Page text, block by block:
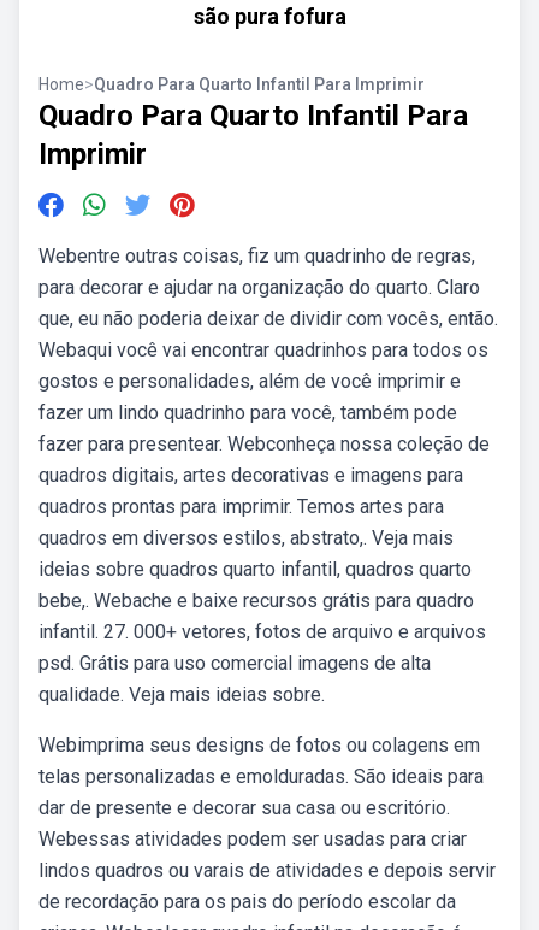
são pura fofura
Home>Quadro Para Quarto Infantil Para Imprimir
Quadro Para Quarto Infantil Para
Imprimir
Webentre outras coisas, fiz um quadrinho de regras,
para decorar e ajudar na organização do quarto. Claro
que, eu não poderia deixar de dividir com vocês, então.
Webaqui você vai encontrar quadrinhos para todos os
gostos e personalidades, além de você imprimir e
fazer um lindo quadrinho para você, também pode
fazer para presentear. Webconheça nossa coleção de
quadros digitais, artes decorativas e imagens para
quadros prontas para imprimir. Temos artes para
quadros em diversos estilos, abstrato,. Veja mais
ideias sobre quadros quarto infantil, quadros quarto
bebe,. Webache e baixe recursos grátis para quadro
infantil. 27. 000+ vetores, fotos de arquivo e arquivos
psd. Grátis para uso comercial imagens de alta
qualidade. Veja mais ideias sobre.
Webimprima seus designs de fotos ou colagens em
telas personalizadas e emolduradas. São ideais para
dar de presente e decorar sua casa ou escritório.
Webessas atividades podem ser usadas para criar
lindos quadros ou varais de atividades e depois servir
de recordação para os pais do período escolar da